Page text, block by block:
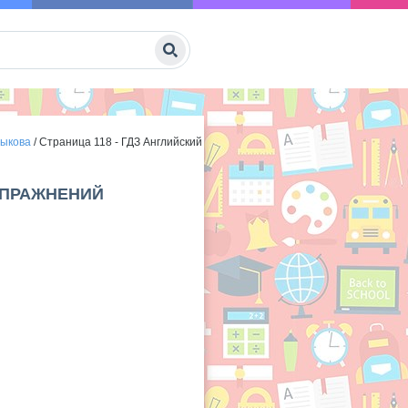
/Страница 118 - ГДЗ Английский